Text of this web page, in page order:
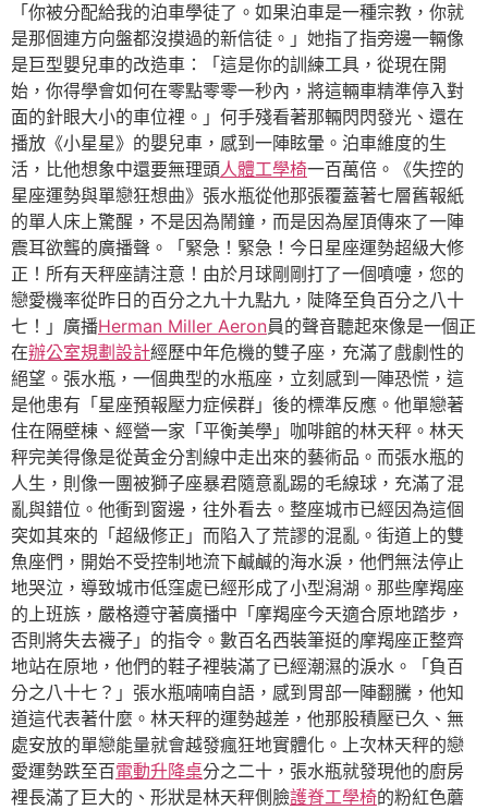
「你被分配給我的泊車學徒了。如果泊車是一種宗教，你就
是那個連方向盤都沒摸過的新信徒。」她指了指旁邊一輛像
是巨型嬰兒車的改造車：「這是你的訓練工具，從現在開
始，你得學會如何在零點零零一秒內，將這輛車精準停入對
面的針眼大小的車位裡。」何手殘看著那輛閃閃發光、還在
播放《小星星》的嬰兒車，感到一陣眩暈。泊車維度的生
活，比他想象中還要無理頭人體工學椅一百萬倍。《失控的
星座運勢與單戀狂想曲》張水瓶從他那張覆蓋著七層舊報紙
的單人床上驚醒，不是因為鬧鐘，而是因為屋頂傳來了一陣
震耳欲聾的廣播聲。「緊急！緊急！今日星座運勢超級大修
正！所有天秤座請注意！由於月球剛剛打了一個噴嚏，您的
戀愛機率從昨日的百分之九十九點九，陡降至負百分之八十
七！」廣播Herman Miller Aeron員的聲音聽起來像是一個正
在辦公室規劃設計經歷中年危機的雙子座，充滿了戲劇性的
絕望。張水瓶，一個典型的水瓶座，立刻感到一陣恐慌，這
是他患有「星座預報壓力症候群」後的標準反應。他單戀著
住在隔壁棟、經營一家「平衡美學」咖啡館的林天秤。林天
秤完美得像是從黃金分割線中走出來的藝術品。而張水瓶的
人生，則像一團被獅子座暴君隨意亂踢的毛線球，充滿了混
亂與錯位。他衝到窗邊，往外看去。整座城市已經因為這個
突如其來的「超級修正」而陷入了荒謬的混亂。街道上的雙
魚座們，開始不受控制地流下鹹鹹的海水淚，他們無法停止
地哭泣，導致城市低窪處已經形成了小型潟湖。那些摩羯座
的上班族，嚴格遵守著廣播中「摩羯座今天適合原地踏步，
否則將失去襪子」的指令。數百名西裝筆挺的摩羯座正整齊
地站在原地，他們的鞋子裡裝滿了已經潮濕的淚水。「負百
分之八十七？」張水瓶喃喃自語，感到胃部一陣翻騰，他知
道這代表著什麼。林天秤的運勢越差，他那股積壓已久、無
處安放的單戀能量就會越發瘋狂地實體化。上次林天秤的戀
愛運勢跌至百電動升降桌分之二十，張水瓶就發現他的廚房
裡長滿了巨大的、形狀是林天秤側臉護脊工學椅的粉紅色蘑